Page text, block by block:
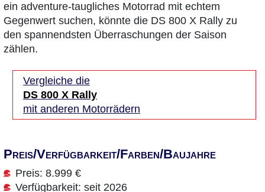
ein adventure-taugliches Motorrad mit echtem
Gegenwert suchen, könnte die DS 800 X Rally zu
den spannendsten Überraschungen der Saison
zählen.
Vergleiche die
DS 800 X Rally
mit anderen Motorrädern
Preis/Verfügbarkeit/Farben/Baujahre
Preis: 8.999 €
Verfügbarkeit: seit 2026